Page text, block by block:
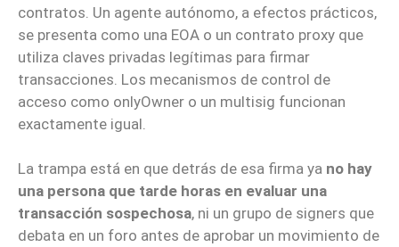
contratos. Un agente autónomo, a efectos prácticos,
se presenta como una EOA o un contrato proxy que
utiliza claves privadas legítimas para firmar
transacciones. Los mecanismos de control de
acceso como onlyOwner o un multisig funcionan
exactamente igual.
La trampa está en que detrás de esa firma ya no hay
una persona que tarde horas en evaluar una
transacción sospechosa, ni un grupo de signers que
debata en un foro antes de aprobar un movimiento de